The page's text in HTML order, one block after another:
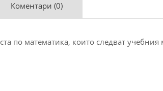
Коментари (0)
по математика, които следват учебния